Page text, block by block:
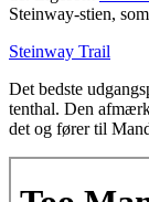
Ste­inway-stien,
Ste­inway Trail
Det bed­ste
tent­hal. Den
det og fører til